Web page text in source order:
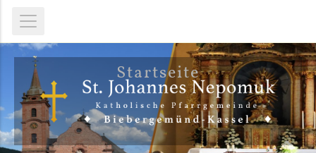
Startseite